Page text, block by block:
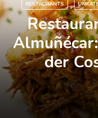
RESTAURANTS
der